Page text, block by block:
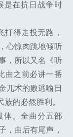
是在抗日战争时
打得走投无路，
心惊肉跳地倾听
，所以又名《听
曲之前必讲一番
兀术的败逃喻日
的必然胜利。
体。全曲分五部
，曲后有尾声，